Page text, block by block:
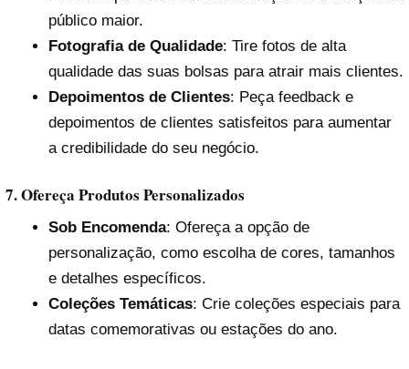
público maior.
Fotografia de Qualidade: Tire fotos de alta
qualidade das suas bolsas para atrair mais clientes.
Depoimentos de Clientes: Peça feedback e
depoimentos de clientes satisfeitos para aumentar
a credibilidade do seu negócio.
7. Ofereça Produtos Personalizados
Sob Encomenda: Ofereça a opção de
personalização, como escolha de cores, tamanhos
e detalhes específicos.
Coleções Temáticas: Crie coleções especiais para
datas comemorativas ou estações do ano.